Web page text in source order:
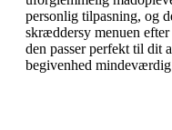
personlig tilpasning, og
skræddersy menuen
den passer perfekt til dit
begivenhed